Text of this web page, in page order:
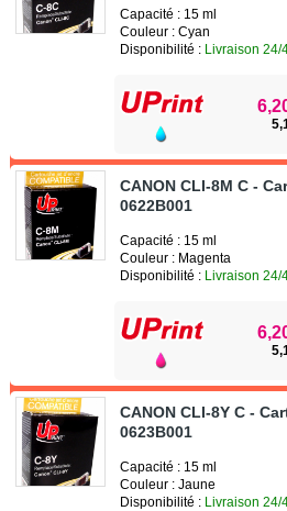
Capacité : 15 ml
Couleur : Cyan
Disponibilité : Livraison 24/
CANON CLI-8M C -
0622B001
Capacité : 15 ml
Couleur : Magenta
Disponibilité : Livraison 24/
CANON CLI-8Y C -
0623B001
Capacité : 15 ml
Couleur : Jaune
Disponibilité : Livraison 24/